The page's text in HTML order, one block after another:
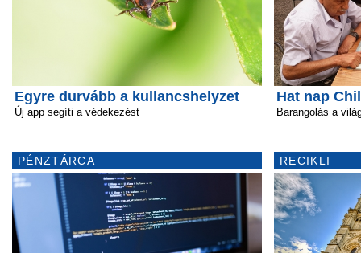
Egyre durvább a kullancshelyzet
Új app segíti a védekezést
PÉNZTÁRCA
Hat nap
Barangolás a
RECIKLI